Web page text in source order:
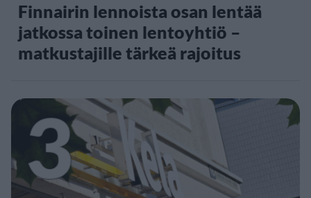
Finnairin lennoista osan lentää
jatkossa toinen lentoyhtiö –
matkustajille tärkeä rajoitus
3